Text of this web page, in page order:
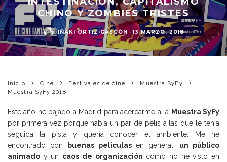
CHINO Y ZOMBIES TRISTES
IÑAKI ORTIZ GASCÓN · 13 MARZO, 2018
Inicio Cine Festivales de cine
Muestra SyFy
Muestra SyFy 2018
Este año he bajado a Madrid para acercarme a la Muestra SyFy
por primera vez porque había un par de pelis a las que le tenía
seguida la pista y quería conocer el ambiente. Me he
encontrado con
buenas películasen general, un público
animado y un caos de organización como no he visto en